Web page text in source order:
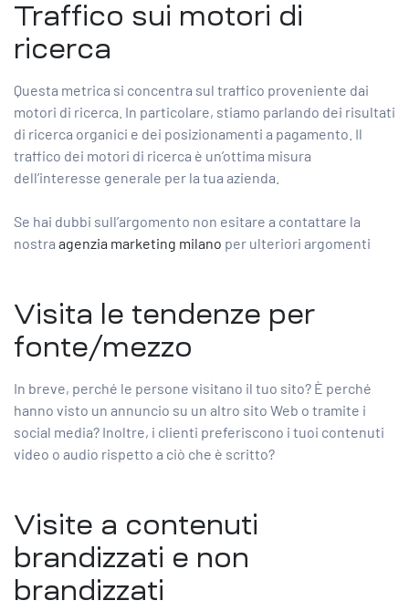
Traffico sui motori di
ricerca
Questa metrica si concentra sul traffico proveniente dai
motori di ricerca. In particolare, stiamo parlando dei risultati
di ricerca organici e dei posizionamenti a pagamento. Il
traffico dei motori di ricerca è un’ottima misura
dell’interesse generale per la tua azienda.
Se hai dubbi sull’argomento non esitare a contattare la
nostra agenzia marketing milano per ulteriori argomenti
Visita le tendenze per
fonte/mezzo
In breve, perché le persone visitano il tuo sito? È perché
hanno visto un annuncio su un altro sito Web o tramite i
social media? Inoltre, i clienti preferiscono i tuoi contenuti
video o audio rispetto a ciò che è scritto?
Visite a contenuti
brandizzati e non
brandizzati